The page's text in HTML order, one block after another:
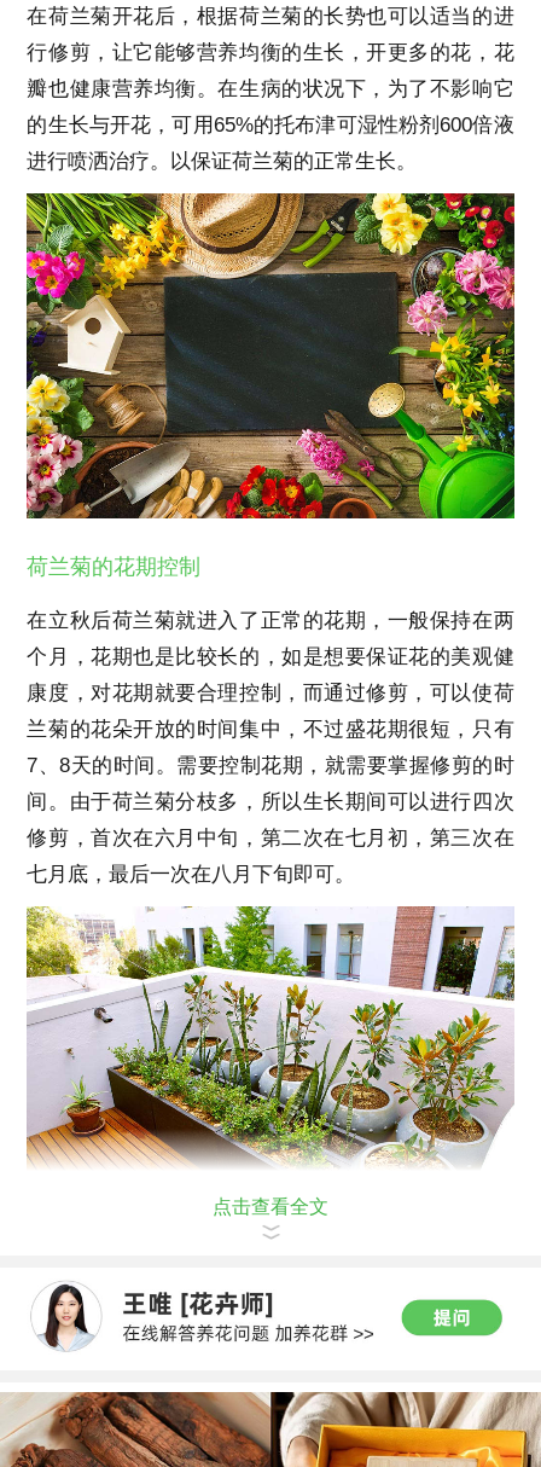
在荷兰菊开花后，根据荷兰菊的长势也可以适当的进
行修剪，让它能够营养均衡的生长，开更多的花，花
瓣也健康营养均衡。在生病的状况下，为了不影响它
的生长与开花，可用65%的托布津可湿性粉剂600倍液
进行喷洒治疗。以保证荷兰菊的正常生长。
荷兰菊的花期控制
在立秋后荷兰菊就进入了正常的花期，一般保持在两
个月，花期也是比较长的，如是想要保证花的美观健
康度，对花期就要合理控制，而通过修剪，可以使荷
兰菊的花朵开放的时间集中，不过盛花期很短，只有
7、8天的时间。需要控制花期，就需要掌握修剪的时
间。由于荷兰菊分枝多，所以生长期间可以进行四次
修剪，首次在六月中旬，第二次在七月初，第三次在
七月底，最后一次在八月下旬即可。
点击查看全文